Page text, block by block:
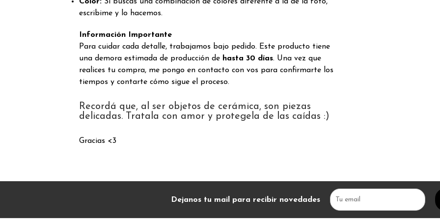
Color: Si buscás una combinación de colores diferente a la de la foto,
escribime y lo hacemos.
Información Importante
Para cuidar cada detalle, trabajamos bajo pedido. Este producto tiene
una demora estimada de producción de hasta 30 días. Una vez que
realices tu compra, me pongo en contacto con vos para confirmarte los
tiempos y contarte cómo sigue el proceso.
Recordá que, al ser objetos de cerámica, son piezas
delicadas. Tratala con amor y protegela de las caídas :)
Gracias <3
Dejanos tu mail para recibir novedades